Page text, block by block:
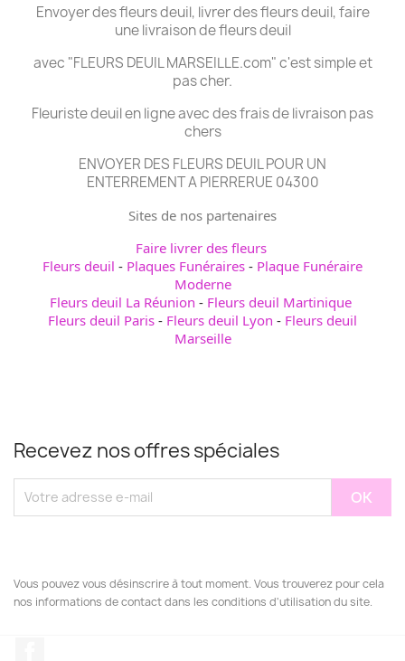
Envoyer des fleurs deuil, livrer des fleurs deuil, faire
une livraison de fleurs deuil
avec "FLEURS DEUIL MARSEILLE.com" c'est simple et
pas cher.
Fleuriste deuil en ligne avec des frais de livraison pas
chers
ENVOYER DES FLEURS DEUIL POUR UN
ENTERREMENT A PIERRERUE 04300
Sites de nos partenaires
Faire livrer des fleurs
Fleurs deuil - Plaques Funéraires - Plaque Funéraire
Moderne
Fleurs deuil La Réunion - Fleurs deuil Martinique
Fleurs deuil Paris - Fleurs deuil Lyon - Fleurs deuil
Marseille
Recevez nos offres spéciales
Vous pouvez vous désinscrire à tout moment. Vous trouverez pour cela
nos informations de contact dans les conditions d'utilisation du site.